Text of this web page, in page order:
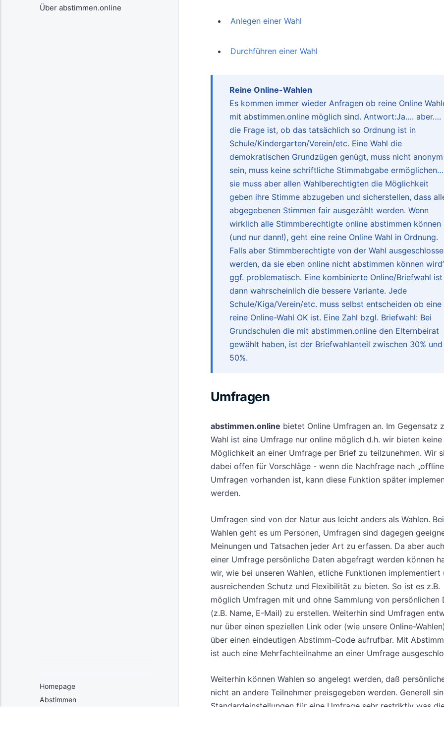
Anlegen einer Wahl
Durchführen einer Wahl
Reine Online-Wahlen
Es kommen immer wieder Anfragen ob reine Online
mit abstimmen.online möglich sind. Antwort:Ja…. aber….
die Frage ist, ob das tatsächlich so Ordnung ist in
Schule/Kindergarten/Verein/etc. Eine Wahl die
demokratischen Grundzügen genügt, muss nicht anonym
sein, muss keine schriftliche Stimmabgabe
sie muss aber allen Wahlberechtigten die Möglichkeit
geben ihre Stimme abzugeben und sicherstellen, dass
abgegebenen Stimmen fair ausgezählt werden. Wenn
wirklich alle Stimmberechtigte online abstimmen können
(und nur dann!), geht eine reine Online Wahl in Ordnung.
Falls aber Stimmberechtigte von der Wahl
werden, da sie eben online nicht abstimmen können
ggf. problematisch. Eine kombinierte Online/Briefwahl ist
dann wahrscheinlich die bessere Variante. Jede
Schule/Kiga/Verein/etc. muss selbst entscheiden ob eine
reine Online-Wahl OK ist. Eine Zahl bzgl. Briefwahl: Bei
Grundschulen die mit abstimmen.online den Elternbeirat
gewählt haben, ist der Briefwahlanteil zwischen 30% und
50%.
Umfragen
abstimmen.online bietet Online Umfragen an. Im Gegensatz
Wahl ist eine Umfrage nur online möglich d.h. wir bieten keine
Möglichkeit an einer Umfrage per Brief zu teilzunehmen. Wir
dabei offen für Vorschläge - wenn die Nachfrage nach
Umfragen vorhanden ist, kann diese Funktion später
werden.
Umfragen sind von der Natur aus leicht anders als Wahlen. Bei
Wahlen geht es um Personen, Umfragen sind dagegen
Meinungen und Tatsachen jeder Art zu erfassen. Da aber
einer Umfrage persönliche Daten abgefragt werden können
wir, wie bei unseren Wahlen, etliche Funktionen implementiert
ausreichenden Schutz und Flexibilität zu bieten. So ist es z.B.
möglich Umfragen mit und ohne Sammlung von persönlichen
(z.B. Name, E-Mail) zu erstellen. Weiterhin sind Umfragen
nur über einen speziellen Link oder (wie unsere Online-
über einen eindeutigen Abstimm-Code aufrufbar. Mit
ist auch eine Mehrfachteilnahme an einer Umfrage
Weiterhin können Wahlen so angelegt werden, daß
nicht an andere Teilnehmer preisgegeben werden. Generell
Standardeinstellungen für eine Umfrage sehr restriktiv was
Über abstimmen.online
Homepage
Abstimmen